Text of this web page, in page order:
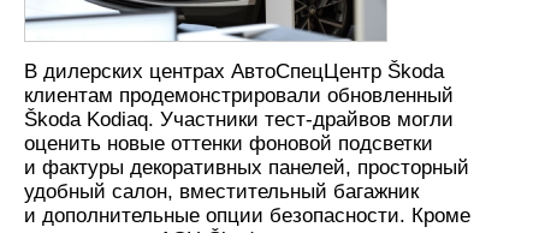
В дилерских центрах АвтоСпецЦентр Škoda
клиентам продемонстрировали обновленный
Škoda Kodiaq. Участники тест-драйвов могли
оценить новые оттенки фоновой подсветки
и фактуры декоративных панелей, просторный
удобный салон, вместительный багажник
и дополнительные опции безопасности. Кроме